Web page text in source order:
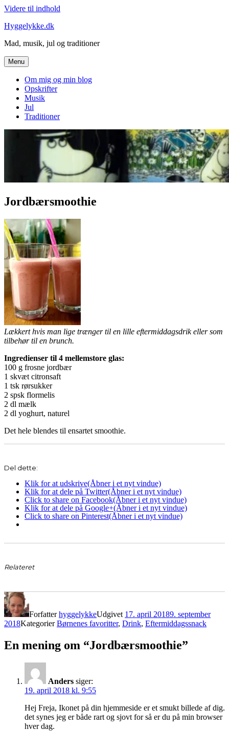
Videre til indhold
Hyggelykke.dk
Mad, musik, jul og traditioner
Menu
Om mig og min blog
Opskrifter
Musik
Jul
Traditioner
Jordbærsmoothie
Lækkert hvis man lige trænger til en lille eftermiddagsdrik eller som
tilbehør til en brunch.
Ingredienser til 4 mellemstore glas:
100 g frosne jordbær
1 skvæt citronsaft
1 tsk rørsukker
2 spsk flormelis
2 dl mælk
2 dl yoghurt, naturel
Det hele blendes til ensartet smoothie.
Del dette:
Klik for at udskrive(Åbner i et nyt vindue)
Klik for at dele på Twitter(Åbner i et nyt vindue)
Click to share on Facebook(Åbner i et nyt vindue)
Klik for at dele på Google+(Åbner i et nyt vindue)
Click to share on Pinterest(Åbner i et nyt vindue)
Relateret
ForfatterhyggelykkeUdgivet 17. april 20189. september
2018KategorierBørnenes favoritter, Drink, Eftermiddagssnack
En mening om “Jordbærsmoothie”
Anders siger:
19. april 2018 kl. 9:55
Hej Freja, Ikonet på din hjemmeside er et smukt billede af dig.
det synes jeg er både rart og sjovt for så er du på min browser
hver dag.